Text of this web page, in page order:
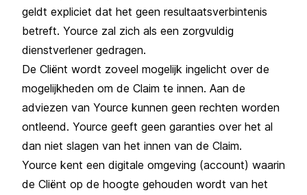
geldt expliciet dat het geen resultaatsverbintenis
betreft. Yource zal zich als een zorgvuldig
dienstverlener gedragen.
De Cliënt wordt zoveel mogelijk ingelicht over de
mogelijkheden om de Claim te innen. Aan de
adviezen van Yource kunnen geen rechten worden
ontleend. Yource geeft geen garanties over het al
dan niet slagen van het innen van de Claim.
Yource kent een digitale omgeving (account) waarin
de Cliënt op de hoogte gehouden wordt van het